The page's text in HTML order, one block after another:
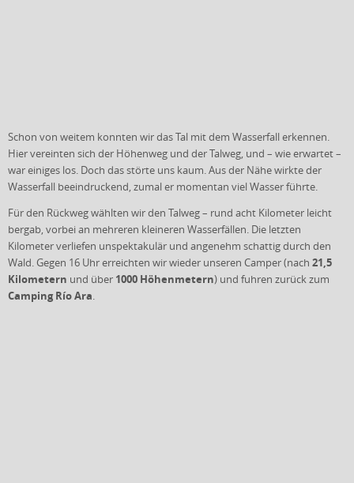
Schon von weitem konnten wir das Tal mit dem Wasserfall erkennen.
Hier vereinten sich der Höhenweg und der Talweg, und – wie erwartet –
war einiges los. Doch das störte uns kaum. Aus der Nähe wirkte der
Wasserfall beeindruckend, zumal er momentan viel Wasser führte.
Für den Rückweg wählten wir den Talweg – rund acht Kilometer leicht
bergab, vorbei an mehreren kleineren Wasserfällen. Die letzten
Kilometer verliefen unspektakulär und angenehm schattig durch den
Wald. Gegen 16 Uhr erreichten wir wieder unseren Camper (nach 21,5
Kilometern und über 1000 Höhenmetern) und fuhren zurück zum
Camping Río Ara.